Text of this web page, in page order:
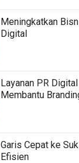
Meningkatkan
Digital
Layanan PR
Membantu
Garis Cepat ke
Efisien